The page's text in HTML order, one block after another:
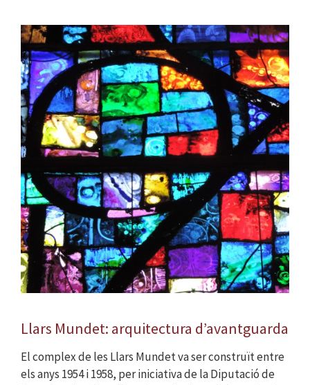
Llars Mundet: arquitectura d’avantguarda
El complex de les Llars Mundet va ser construït entre
els anys 1954 i 1958, per iniciativa de la Diputació de